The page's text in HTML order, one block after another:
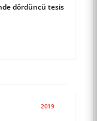
dördüncü tesis
2019